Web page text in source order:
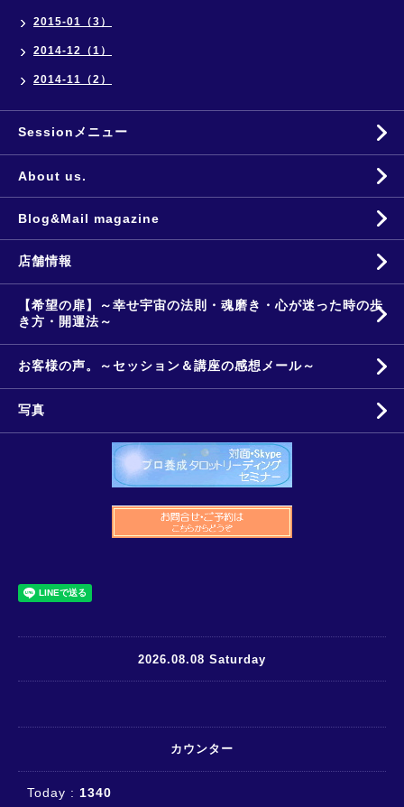
2015-01（3）
2014-12（1）
2014-11（2）
Sessionメニュー
About us.
Blog&Mail magazine
店舗情報
【希望の扉】～幸せ宇宙の法則・魂磨き・心が迷った時の歩
き方・開運法～
お客様の声。～セッション＆講座の感想メール～
写真
2026.08.08 Saturday
カウンター
Today : 1340